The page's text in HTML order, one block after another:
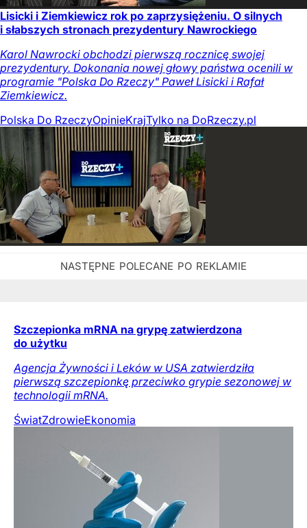
Lisicki i Ziemkiewicz rok po zaprzysiężeniu. O silnych
i słabszych stronach prezydentury Nawrockiego
Karol Nawrocki obchodzi pierwszą rocznicę swojej
prezydentury. Dokonania nowej głowy państwa ocenili w
programie "Polska Do Rzeczy" Paweł Lisicki i Rafał
Ziemkiewicz.
Polska Do RzeczyOpinieKrajTylko na DoRzeczy.pl
Szczepionka mRNA na grypę zatwierdzona
do użytku
Agencja Żywności i Leków w USA zatwierdziła
pierwszą szczepionkę przeciwko grypie sezonowej w
technologii mRNA.
ŚwiatZdrowieEkonomia